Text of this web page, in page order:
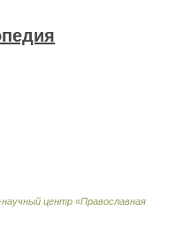
центр «Православная